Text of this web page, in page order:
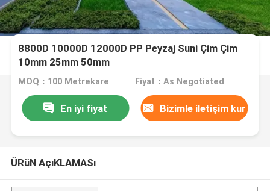
8800D 10000D 12000D PP Peyzaj Suni Çim Çim
10mm 25mm 50mm
MOQ：100 Metrekare Fiyat：As Negotiated
En iyi fiyat Bizimle iletişim kur
ÜRüN AçıKLAMASı